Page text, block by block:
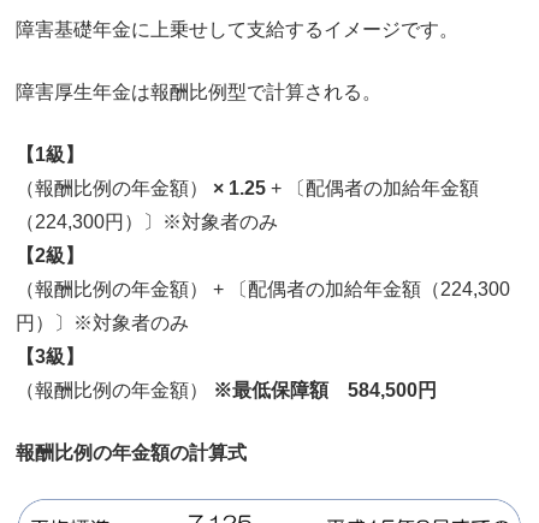
障害基礎年金に上乗せして支給するイメージです。
障害厚生年金は報酬比例型で計算される。
【1級】
（報酬比例の年金額） × 1.25 + 〔配偶者の加給年金額
（224,300円）〕※対象者のみ
【2級】
（報酬比例の年金額） + 〔配偶者の加給年金額（224,300
円）〕※対象者のみ
【3級】
（報酬比例の年金額）
※最低保障額 584,500円
報酬比例の年金額の計算式